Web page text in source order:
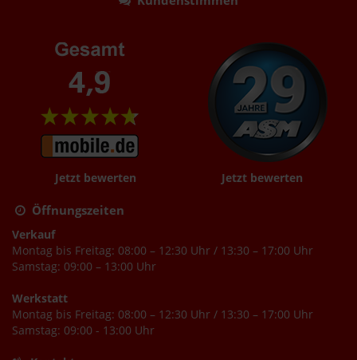
Jetzt bewerten Jetzt bewerten
Öffnungszeiten
Verkauf
Montag bis Freitag: 08:00 – 12:30 Uhr / 13:30 – 17:00 Uhr
Samstag: 09:00 – 13:00 Uhr
Werkstatt
Montag bis Freitag: 08:00 – 12:30 Uhr / 13:30 – 17:00 Uhr
Samstag: 09:00 - 13:00 Uhr